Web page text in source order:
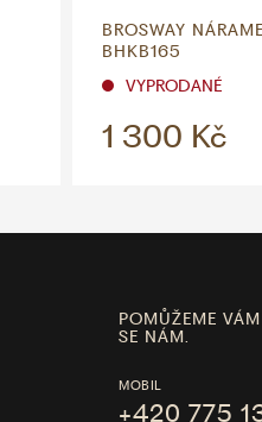
BROSWAY
BHKB165
VYPRODANÉ
1 300 Kč
POMŮŽEME
SE NÁM.
MOBIL
+420 775